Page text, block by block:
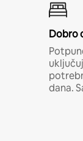
Dobro
dana.